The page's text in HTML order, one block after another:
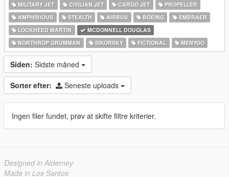
MILITARY JET
CIVILIAN JET CARGO JET
PROPELLER
AMPHIBIOUS
STEALTH AIRBUS BOEING
EMBRAER
LOCKHEED MARTIN
MCDONNELL DOUGLAS
NORTHROP GRUMMAN
SIKORSKY FICTIONAL MENYOO
Siden: Sidste måned
Sorter efter: Seneste uploads
Ingen filer fundet, prøv at skifte filtre kriterier.
Designed in Alderney
Made in Los Santos